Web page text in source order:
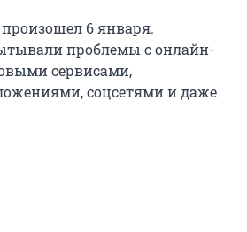
6 января.
проблемы с онлайн-
сервисами,
соцсетями и даже